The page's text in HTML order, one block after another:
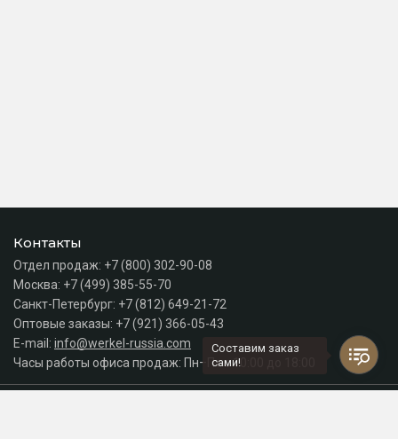
Контакты
Отдел продаж: +7 (800) 302-90-08
Москва: +7 (499) 385-55-70
Санкт-Петербург: +7 (812) 649-21-72
Оптовые заказы: +7 (921) 366-05-43
E-mail: info@werkel-russia.com
Часы работы офиса продаж: Пн–Пт с 10:00 до 18:00
Составим заказ
сами!